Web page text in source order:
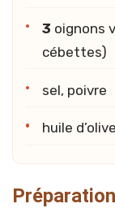
3 oignons
cébettes)
sel, poivre
huile d’olive
Préparation